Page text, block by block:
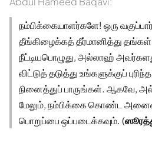
நம்பிக்கையாளர்களே! ஒரு
தீங்கிழைக்கத் தீர்மானித்து
நீட்டியபொழுது, அல்லாஹ்
விட்டுத் தடுத்து உங்களுக்குப்
நினைத்துப் பாருங்கள். ஆகவே,
மேலும், நம்பிக்கை கொண்ட
பொறுப்பை ஒப்படைக்கவும். (